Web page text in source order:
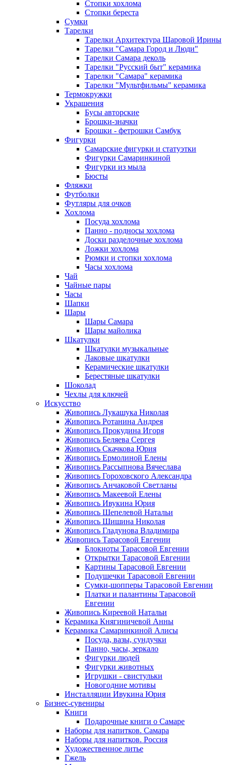
Стопки хохлома
Стопки береста
Сумки
Тарелки
Тарелки Архитектура Шаровой Ирины
Тарелки "Самара Город и Люди"
Тарелки Самара деколь
Тарелки "Русский быт" керамика
Тарелки "Самара" керамика
Тарелки "Мультфильмы" керамика
Термокружки
Украшения
Бусы авторские
Брошки-значки
Брошки - фетрошки Самбук
Фигурки
Самарские фигурки и статуэтки
Фигурки Самаринкиной
Фигурки из мыла
Бюсты
Фляжки
Футболки
Футляры для очков
Хохлома
Посуда хохлома
Панно - подносы хохлома
Доски разделочные хохлома
Ложки хохлома
Рюмки и стопки хохлома
Часы хохлома
Чай
Чайные пары
Часы
Шапки
Шары
Шары Самара
Шары майолика
Шкатулки
Шкатулки музыкальные
Лаковые шкатулки
Керамические шкатулки
Берестяные шкатулки
Шоколад
Чехлы для ключей
Искусство
Живопись Лукашука Николая
Живопись Ротанина Андрея
Живопись Прокудина Игоря
Живопись Беляева Сергея
Живопись Скачкова Юрия
Живопись Ермолиной Елены
Живопись Рассыпнова Вячеслава
Живопись Гороховского Александра
Живопись Анчаковой Светланы
Живопись Макеевой Елены
Живопись Ивукина Юрия
Живопись Шепелевой Натальи
Живопись Шишина Николая
Живопись Гладунова Владимира
Живопись Тарасовой Евгении
Блокноты Тарасовой Евгении
Открытки Тарасовой Евгении
Картины Тарасовой Евгении
Подушечки Тарасовой Евгении
Сумки-шопперы Тарасовой Евгении
Платки и палантины Тарасовой
Евгении
Живопись Киреевой Натальи
Керамика Княгиничевой Анны
Керамика Самаринкиной Алисы
Посуда, вазы, сундучки
Панно, часы, зеркало
Фигурки людей
Фигурки животных
Игрушки - свистульки
Новогодние мотивы
Инсталляции Ивукина Юрия
Бизнес-сувениры
Книги
Подарочные книги о Самаре
Наборы для напитков. Самара
Наборы для напитков. Россия
Художественное литье
Гжель